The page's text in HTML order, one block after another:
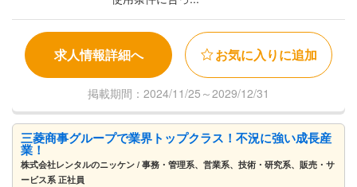
求人情報詳細へ お気に入りに追加
掲載期間：2024/11/25～2029/12/31
三菱商事グループで業界トップクラス！不況に強い成長産
業！
株式会社レンタルのニッケン / 事務・管理系、営業系、技術・研究系、販売・サ
ービス系 正社員